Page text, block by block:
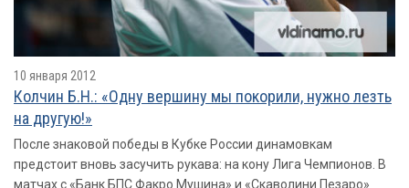
10 января 2012
Колчин Б.Н.: «Одну вершину мы покорили, нужно лезть
на другую!»
После знаковой победы в Кубке России динамовкам
предстоит вновь засучить рукава: на кону Лига Чемпионов. В
матчах с «Банк БПС Факро Мушина» и «Скаволини Пезаро»